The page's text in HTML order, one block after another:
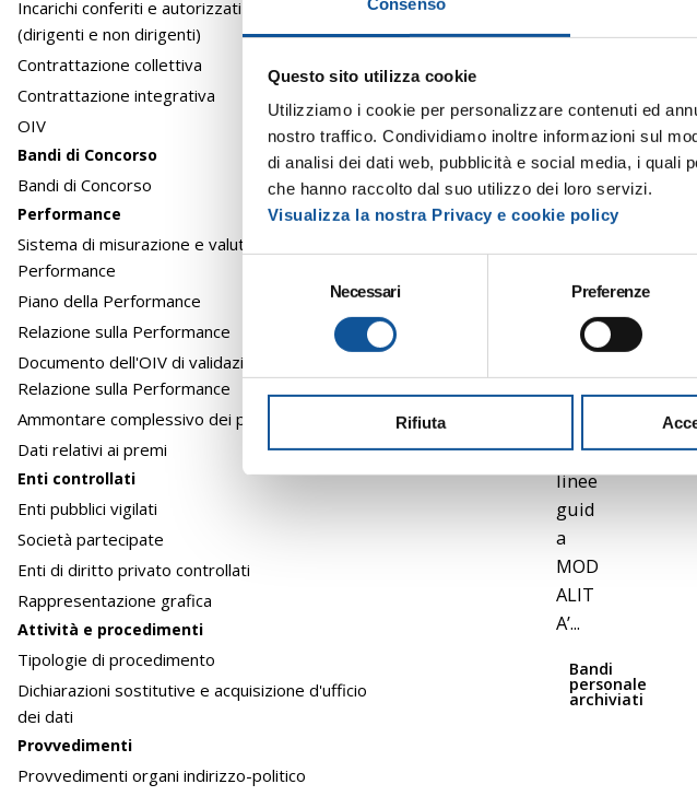
Questo sito utilizza cookie
Utilizziamo i cookie per personalizzare contenuti ed
nostro traffico. Condividiamo inoltre informazioni sul
di analisi dei dati web, pubblicità e social media, i quali
che hanno raccolto dal suo utilizzo dei loro servizi.
Visualizza la nostra Privacy e cookie policy
z
o
e
c
e
Necessari Preferenze
Rifiuta
Incarichi conferiti e autorizzati ai dipendenti
(dirigenti e non dirigenti)
Contrattazione collettiva
Contrattazione integrativa
OIV
Bandi di Concorso
Bandi di Concorso
Performance
Sistema di misurazione e valutazione della
Performance
Piano della Performance
Relazione sulla Performance
Documento dell'OIV di validazione della
Relazione sulla Performance
Ammontare complessivo dei premi
Dati relativi ai premi
Enti controllati
Enti pubblici vigilati
Società partecipate
Enti di diritto privato controllati
Rappresentazione grafica
Attività e procedimenti
Tipologie di procedimento
Dichiarazioni sostitutive e acquisizione d'ufficio
dei dati
Provvedimenti
Provvedimenti organi indirizzo-politico
di
selez
ione
sono
ripor
tate
negli
alleg
ati:
o di
ione
linee
guid
a
MOD
ALIT
A’...
Bandi
personale
archiviati